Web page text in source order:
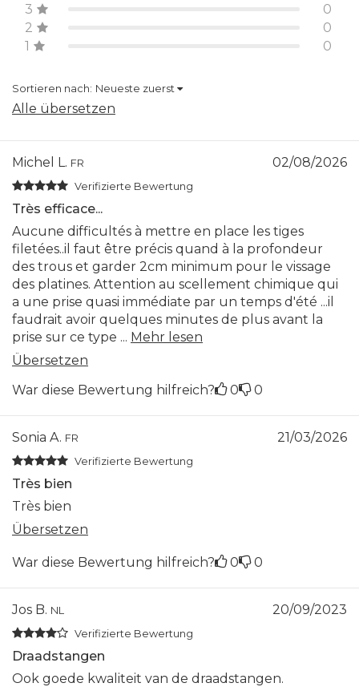
3
0
2
0
1
0
Sortieren nach: Neueste zuerst
Alle übersetzen
Michel L. FR 02/08/2026
Verifizierte Bewertung
Très efficace...
Aucune difficultés à mettre en place les tiges
filetées..il faut être précis quand à la profondeur
des trous et garder 2cm minimum pour le vissage
des platines. Attention au scellement chimique qui
a une prise quasi immédiate par un temps d'été ...il
faudrait avoir quelques minutes de plus avant la
prise sur ce type ... Mehr lesen
Übersetzen
War diese Bewertung hilfreich?
0 0
Sonia A. FR 21/03/2026
Verifizierte Bewertung
Très bien
Très bien
Übersetzen
War diese Bewertung hilfreich? 0 0
Jos B. NL 20/09/2023
Verifizierte Bewertung
Draadstangen
Ook goede kwaliteit van de draadstangen.